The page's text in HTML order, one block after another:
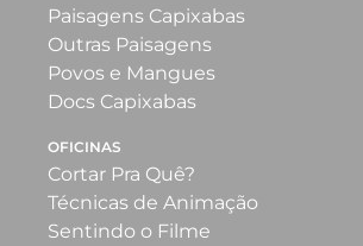
Paisagens Capixabas
Outras Paisagens
Povos e Mangues
Docs Capixabas
OFICINAS
Cortar Pra Quê?
Técnicas de Animação
Sentindo o Filme